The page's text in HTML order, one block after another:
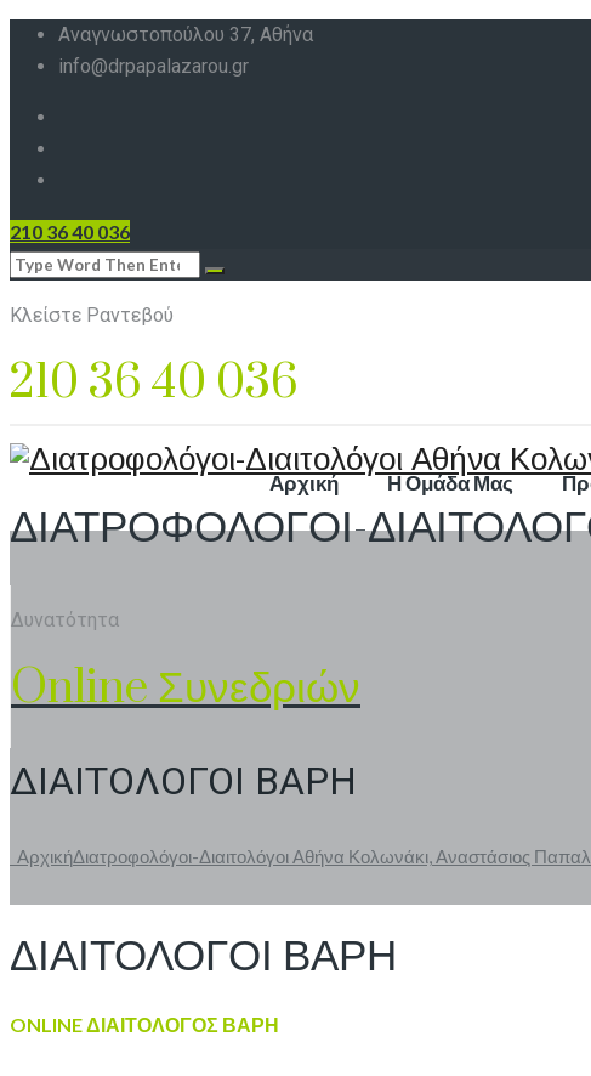
Αναγνωστοπούλου 37, Αθήνα
info@drpapalazarou.gr
210 36 40 036
Κλείστε Ραντεβού
210 36 40 036
ΔΙΑΤΡΟΦΟΛΟΓΟΙ-
Δυνατότητα
Online Συνεδριών
Αρχική Η Ομάδα Μας
ΔΙΑΙΤΟΛΟΓΟΙ ΒΑΡΗ
ΑρχικήΔιατροφολόγοι-Διαιτολόγοι Αθήνα Κολωνάκι, Αναστάσιος
ΔΙΑΙΤΟΛΟΓΟΙ ΒΑΡΗ
ONLINE ΔΙΑΙΤΟΛΟΓΟΣ ΒΑΡΗ